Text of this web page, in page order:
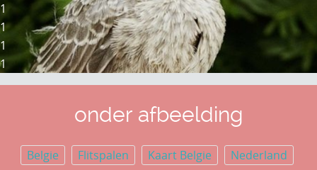
1
1
1
1
onder afbeelding
Belgie Flitspalen Kaart Belgie Nederland